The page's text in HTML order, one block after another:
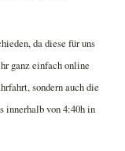
da diese für uns
ganz einfach online
sondern auch die
innerhalb von 4:40h in